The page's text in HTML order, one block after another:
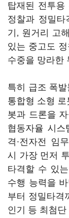
탑재된 전투용
정찰과 정밀
기, 원거리 고
있는 중고도
수중을 망라한
특히 급조 폭
통합형 소형
봇과 드론을
협동자율 시스
격·전자전 임
시 가장 먼저
타격할 수 있
수행 능력을
부터 정밀타격
인기 등 최첨